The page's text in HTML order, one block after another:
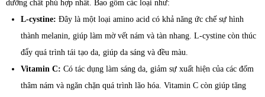
dưỡng chất phù hợp nhất. Bao gồm các loại như:
L-cystine: Đây là một loại amino acid có khả năng ức chế sự hình
thành melanin, giúp làm mờ vết nám và tàn nhang. L-cystine còn thúc
đẩy quá trình tái tạo da, giúp da sáng và đều màu.
Vitamin C: Có tác dụng làm sáng da, giảm sự xuất hiện của các đốm
thâm nám và ngăn chặn quá trình lão hóa. Vitamin C còn giúp tăng